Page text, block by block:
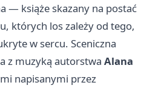
— książe skazany na postać
których los zależy od tego,
w sercu. Sceniczna
z muzyką autorstwa Alana
napisanymi przez